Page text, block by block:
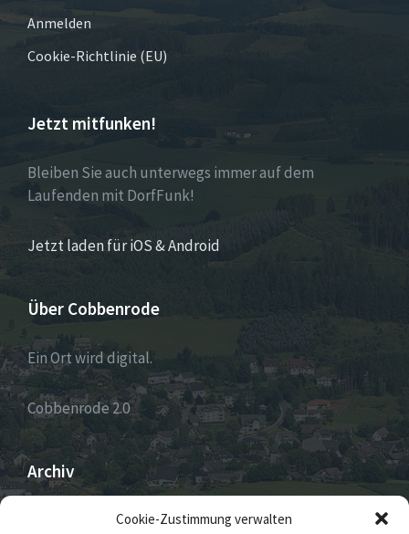
Cookie-Zustimmung verwalten
Anmelden
Cookie-Richtlinie (EU)
Jetzt mitfunken!
Bleiben Sie auch unterwegs immer auf dem
Laufenden mit DorfFunk!
Jetzt laden für iOS & Android
Über Cobbenrode
Ein Ort wird digital.
Cobbenrode 2.0
Archiv